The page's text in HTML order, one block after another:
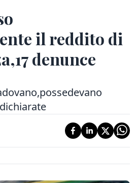
il reddito di
denunce